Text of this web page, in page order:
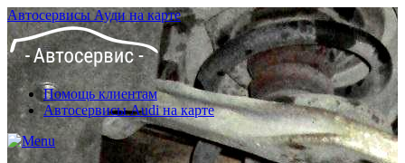
Автосервисы Ауди на карте
Помощь клиентам
Автосервисы Audi на карте